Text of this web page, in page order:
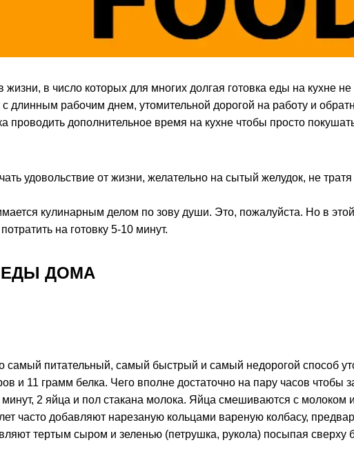
жизни, в число которых для многих долгая готовка еды на кухне
длинным рабочим днем, утомительной дорогой на работу и
проводить дополнительное время на кухне чтобы просто
удовольствие от жизни, желательно на сытый желудок, не
кулинарным делом по зову души. Это, пожалуйста. Но в
на готовку 5-10 минут.
ДОМА
самый питательный, самый быстрый и самый недорогой способ
и 11 грамм белка. Чего вполне достаточно на пару часов чтобы
2 яйца и пол стакана молока. Яйца смешиваются с молоком
часто добавляют нарезаную кольцами вареную колбасу,
тертым сыром и зеленью (петрушка, рукола) посыпая сверху